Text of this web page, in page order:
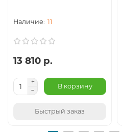
11
13 810 р.
В корзину
Быстрый заказ